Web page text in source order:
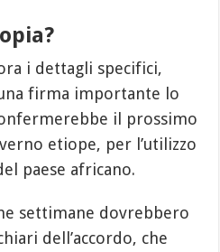
i dettagli specifici,
firma importante lo
il prossimo
etiope, per l’utilizzo
paese africano.
settimane dovrebbero
dell’accordo, che